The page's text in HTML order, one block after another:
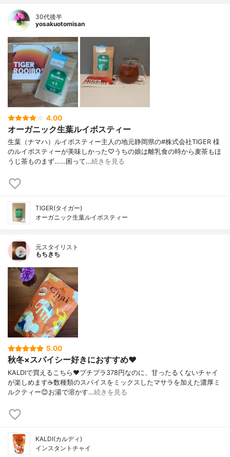
30代後半
yosakuotomisan
4.00
オーガニック生葉ルイボスティー
生葉（ナマハ）ルイボスティー主人の地元静岡県の#株式会社TIGER 様
のルイボスティーが美味しかった♡うちの娘は離乳食の時から麦茶もほ
うじ茶ものまず……困って…続きを見る
TIGER(タイガー)
オーガニック生葉ルイボスティー
元スタイリスト
もちきち
5.00
秋冬×スパイシー好きにおすすめ❤️
KALDIで買えるこちら❤️プチプラ378円なのに、甘ったるくないチャイ
が楽しめます☕数種類のスパイスをミックスしたマサラを加えた濃厚ミ
ルクティー😊お湯で溶かす…続きを見る
KALDI(カルディ)
インスタントチャイ